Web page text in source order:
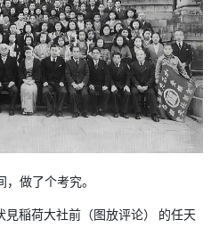
做了个考究。
稲荷大社前（图放评论） 的任天